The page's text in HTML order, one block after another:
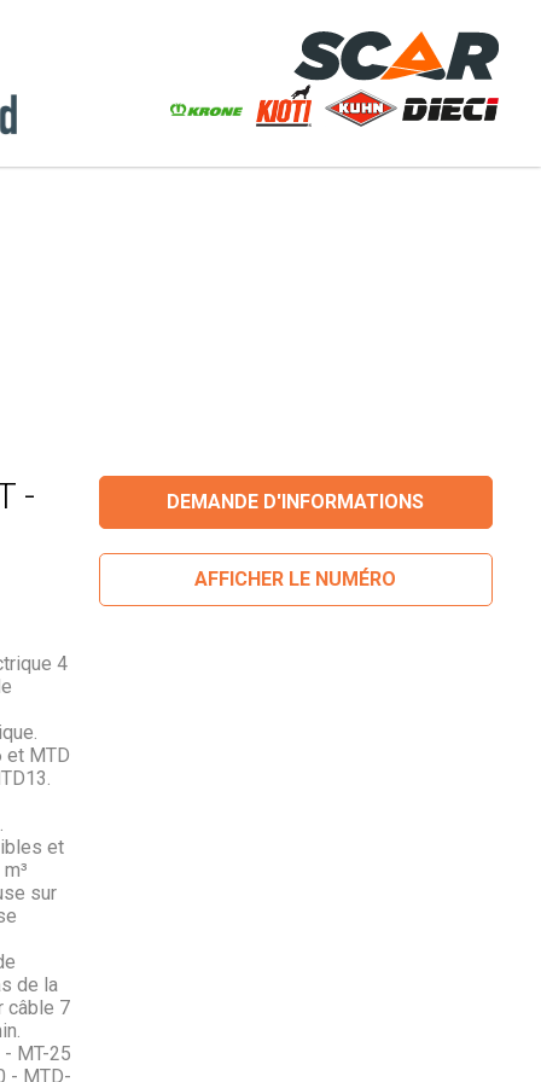
-
4
et MTD
et
sur
de la
câble 7
MT-25
- MTD-
DEMANDE D'INFORMATIONS
AFFICHER LE NUMÉRO